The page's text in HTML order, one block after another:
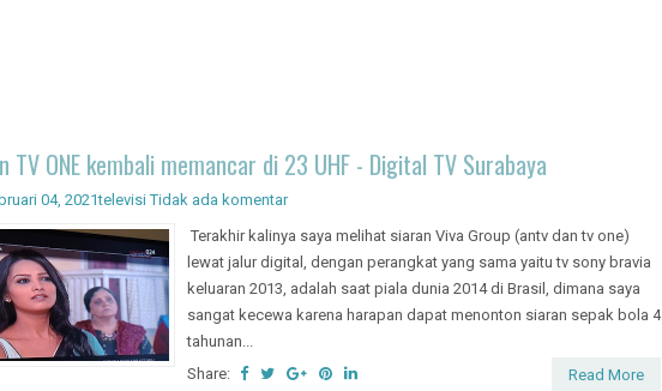
TV ONE kembali memancar di 23 UHF - Digital TV Surabaya
04, 2021televisi Tidak ada komentar
Terakhir kalinya saya melihat siaran Viva Group (antv dan tv one)
lewat jalur digital, dengan perangkat yang sama yaitu tv sony bravia
keluaran 2013, adalah saat piala dunia 2014 di Brasil, dimana saya
sangat kecewa karena harapan dapat menonton siaran sepak bola 4
tahunan...
Share:
Read More